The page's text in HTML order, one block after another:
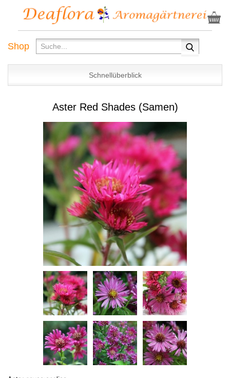
Shop
Schnellüberblick
Aster Red Shades (Samen)